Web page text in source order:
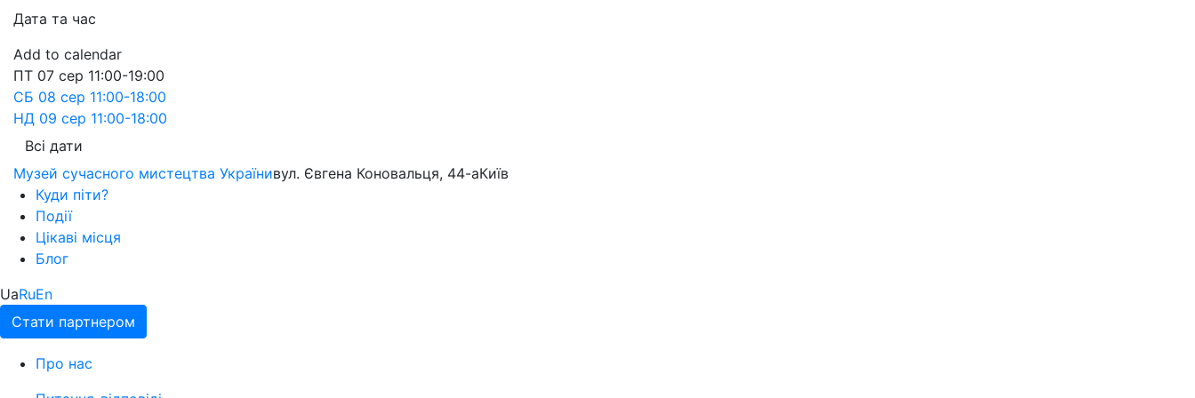
Дата та час
Add to calendar
ПТ 07 сер 11:00-19:00
СБ 08 сер 11:00-18:00
НД 09 сер 11:00-18:00
Всі дати
Музей сучасного мистецтва Українивул. Євгена Коновальця, 44-аКиїв
Куди піти?
Події
Цікаві місця
Блог
UaRuEn
Стати партнером
Про нас